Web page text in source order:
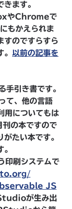
ます。
やChromeで
もかえられま
すのですらすら
以前の記事を
引き書です。
て、他の言語
についてもは
刊の本ですので
たい本です。
印刷システムで
JS
が生み出